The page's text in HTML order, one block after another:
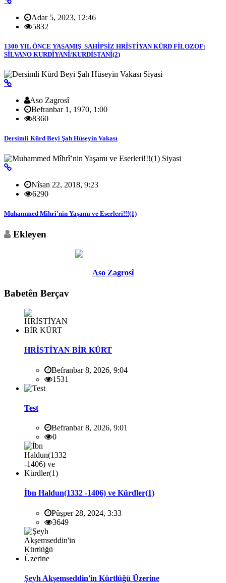
Adar 5, 2023, 12:46
5832
1300 YIL ÖNCE YAŞAMIŞ SAHİPSİZ HRÎSTÎYAN KÜRD FİLOZOF:
SÎLVANO KURDÎYANÎ/KURDİSTANÎ(2)
Siyasi
Aso Zagrosî
Befranbar 1, 1970, 1:00
8360
Dersimli Kürd Beyi Şah Hüseyin Vakası
Siyasi
Nîsan 22, 2018, 9:23
6290
Muhammed Mîhrî’nin Yaşamı ve Eserleri!!!(1)
Ekleyen
Aso Zagrosî
Babetên Berçav
HRİSTİYAN BİR KÜRT
Befranbar 8, 2026, 9:04
1531
Test
Befranbar 8, 2026, 9:01
0
İbn Haldun(1332 -1406) ve Kürdler(1)
Pûşper 28, 2024, 3:33
3649
Şeyh Akşemseddin'in Kürtlüğü Üzerine